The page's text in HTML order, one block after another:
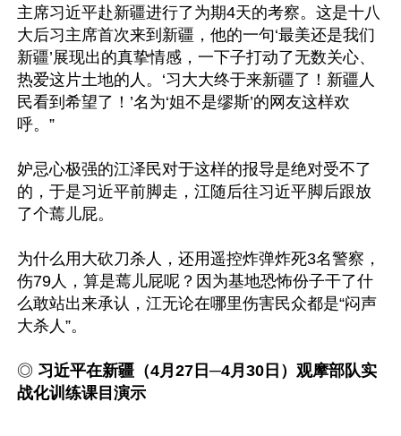
主席习近平赴新疆进行了为期4天的考察。这是十八
大后习主席首次来到新疆，他的一句‘最美还是我们
新疆’展现出的真挚情感，一下子打动了无数关心、
热爱这片土地的人。‘习大大终于来新疆了！新疆人
民看到希望了！’名为‘姐不是缪斯’的网友这样欢
呼。”
妒忌心极强的江泽民对于这样的报导是绝对受不了
的，于是习近平前脚走，江随后往习近平脚后跟放
了个蔫儿屁。
为什么用大砍刀杀人，还用遥控炸弹炸死3名警察，
伤79人，算是蔫儿屁呢？因为基地恐怖份子干了什
么敢站出来承认，江无论在哪里伤害民众都是“闷声
◎ 习近平在新疆（4月27日─4月30日）观摩部队实
战化训练课目演示